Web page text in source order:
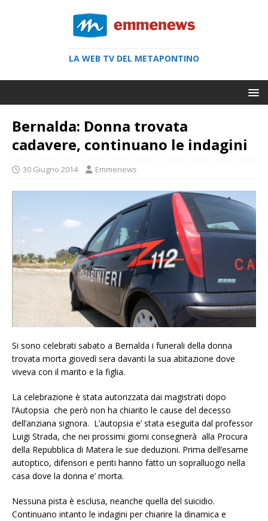
LA WEB TV DEL METAPONTINO
Bernalda: Donna trovata
cadavere, continuano le indagini
30 Giugno 2014 Emmenews
Si sono celebrati sabato a Bernalda i funerali della donna
trovata morta giovedì sera davanti la sua abitazione dove
viveva con il marito e la figlia.
La celebrazione è stata autorizzata dai magistrati dopo
l’Autopsia che però non ha chiarito le cause del decesso
dell’anziana signora. L’autopsia e’ stata eseguita dal professor
Luigi Strada, che nei prossimi giorni consegnerà alla Procura
della Repubblica di Matera le sue deduzioni. Prima dell’esame
autoptico, difensori e periti hanno fatto un sopralluogo nella
casa dove la donna e’ morta.
Nessuna pista è esclusa, neanche quella del suicidio.
Continuano intanto le indagini per chiarire la dinamica e